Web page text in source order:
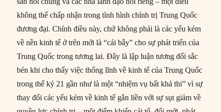
không thể chấp nhận trong tình hình chính trị Trung Quốc
đương đại. Chính điều này, chứ không phải là các yếu kém
về nền kinh tế ở trên mới là “cái bẫy” cho sự phát triển của
Trung Quốc trong tương lai. Đây là lập luận tương đối sắc
bén khi cho thấy việc thống lĩnh về kinh tế của Trung Quốc
trong thế kỷ 21 gần như là một “nhiệm vụ bất khả thi” vì sự
thay đổi các yếu kém về kinh tế gắn liền với sự sụt giảm về